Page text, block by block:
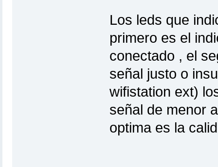
Los leds que
primero es el
conectado , el
señal justo o
wifistation ext)
señal de menor
optima es la